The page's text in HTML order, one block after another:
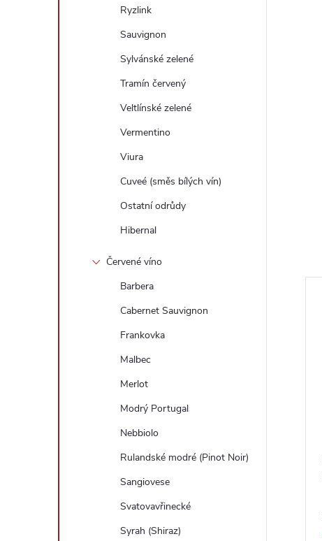
Ryzlink
Sauvignon
Sylvánské zelené
Tramín červený
Veltlínské zelené
Vermentino
Viura
Cuveé (směs bílých vín)
Ostatní odrůdy
Hibernal
Červené víno
Barbera
Cabernet Sauvignon
Frankovka
Malbec
Merlot
Modrý Portugal
Nebbiolo
Rulandské modré (Pinot Noir)
Sangiovese
Svatovavřinecké
Syrah (Shiraz)
Oliver & Oliver Cubaney
Centenario 41% 0,7 l (karton)
2 463 Kč
cena:Skladem